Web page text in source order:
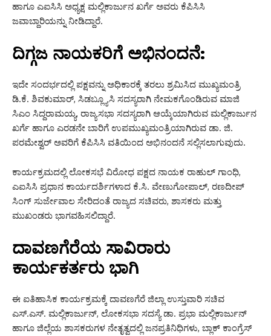
ಹಾಗೂ ಎಐಸಿಸಿ ಅಧ್ಯಕ್ಷ ಮಲ್ಲಿಕಾರ್ಜುನ ಖರ್ಗೆ ಅವರು ಕೆಪಿಸಿಸಿ
ಜವಾಬ್ದಾರಿಯನ್ನು ನೀಡಿದ್ದಾರೆ.
ದಿಗ್ಗಜ ನಾಯಕರಿಗೆ ಅಭಿನಂದನೆ:
ಇದೇ ಸಂದರ್ಭದಲ್ಲಿ ಪಕ್ಷವನ್ನು ಅಧಿಕಾರಕ್ಕೆ ತರಲು ಶ್ರಮಿಸಿದ ಮುಖ್ಯಮಂತ್ರಿ
ಡಿ.ಕೆ. ಶಿವಕುಮಾರ್, ಸಿಡಬ್ಲ್ಯೂಸಿ ಸದಸ್ಯರಾಗಿ ನೇಮಕಗೊಂಡಿರುವ ಮಾಜಿ
ಸಿಎಂ ಸಿದ್ದರಾಮಯ್ಯ, ರಾಜ್ಯಸಭಾ ಸದಸ್ಯರಾಗಿ ಆಯ್ಕೆಯಾಗಿರುವ ಮಲ್ಲಿಕಾರ್ಜುನ
ಖರ್ಗೆ ಹಾಗೂ ಎರಡನೇ ಬಾರಿಗೆ ಉಪಮುಖ್ಯಮಂತ್ರಿಯಾಗಿರುವ ಡಾ. ಜಿ.
ಪರಮೇಶ್ವರ್ ಅವರಿಗೆ ಕೆಪಿಸಿಸಿ ವತಿಯಿಂದ ಅಭಿನಂದನೆ ಸಲ್ಲಿಸಲಾಗುವುದು.
ಕಾರ್ಯಕ್ರಮದಲ್ಲಿ ಲೋಕಸಭೆ ವಿರೋಧ ಪಕ್ಷದ ನಾಯಕ ರಾಹುಲ್ ಗಾಂಧಿ,
ಎಐಸಿಸಿ ಪ್ರಧಾನ ಕಾರ್ಯದರ್ಶಿಗಳಾದ ಕೆ.ಸಿ. ವೇಣುಗೋಪಾಲ್, ರಣದೀಪ್
ಸಿಂಗ್ ಸುರ್ಜೇವಾಲ ಸೇರಿದಂತೆ ರಾಜ್ಯದ ಸಚಿವರು, ಶಾಸಕರು ಮತ್ತು
ಮುಖಂಡರು ಭಾಗವಹಿಸಲಿದ್ದಾರೆ.
ದಾವಣಗೆರೆಯ ಸಾವಿರಾರು
ಕಾರ್ಯಕರ್ತರು ಭಾಗಿ
ಈ ಐತಿಹಾಸಿಕ ಕಾರ್ಯಕ್ರಮಕ್ಕೆ ದಾವಣಗೆರೆ ಜಿಲ್ಲಾ ಉಸ್ತುವಾರಿ ಸಚಿವ
ಎಸ್.ಎಸ್. ಮಲ್ಲಿಕಾರ್ಜುನ್, ಲೋಕಸಭಾ ಸದಸ್ಯೆ ಡಾ. ಪ್ರಭಾ ಮಲ್ಲಿಕಾರ್ಜುನ್
ಹಾಗೂ ಜಿಲ್ಲೆಯ ಶಾಸಕರುಗಳ ನೇತೃತ್ವದಲ್ಲಿ ಜನಪ್ರತಿನಿಧಿಗಳು, ಬ್ಲಾಕ್ ಕಾಂಗ್ರೆಸ್